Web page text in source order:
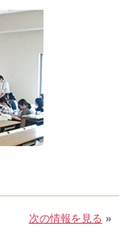
次の情報を見る »